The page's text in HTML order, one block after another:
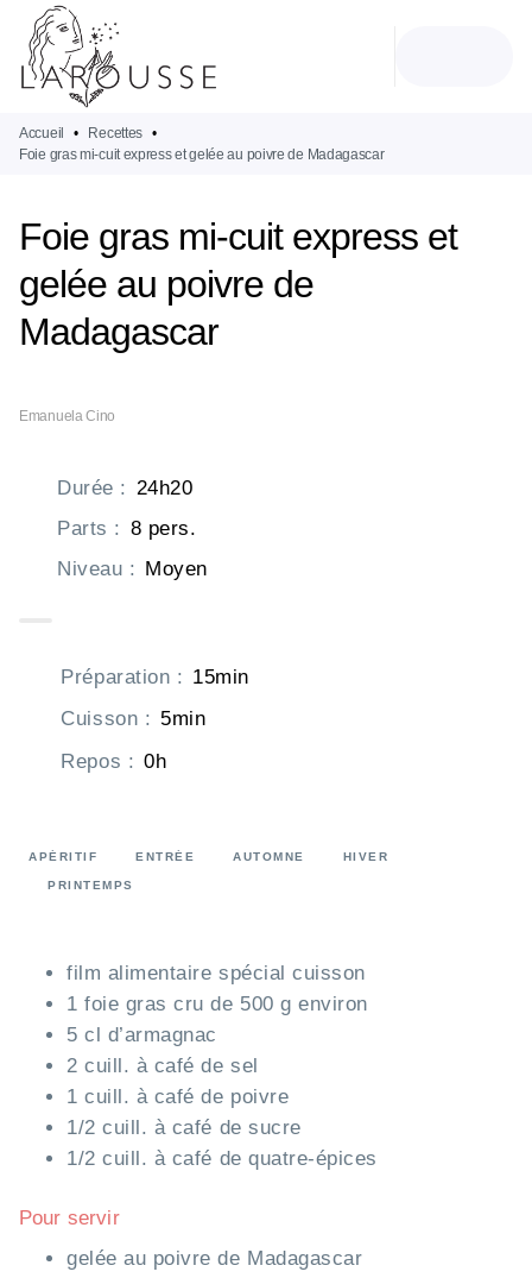
MENU
PIED DE PAGE
Accueil • Recettes •
Foie gras mi-cuit express et gelée au poivre de Madagascar
Foie gras mi-cuit express et
gelée au poivre de
Madagascar
Emanuela Cino
Durée : 24h20
Parts : 8 pers.
Niveau : Moyen
Préparation : 15min
Cuisson : 5min
Repos : 0h
APÉRITIF ENTRÉE AUTOMNE HIVER
PRINTEMPS
film alimentaire spécial cuisson
1 foie gras cru de 500 g environ
5 cl d’armagnac
2 cuill. à café de sel
1 cuill. à café de poivre
1/2 cuill. à café de sucre
1/2 cuill. à café de quatre-épices
Pour servir
gelée au poivre de Madagascar